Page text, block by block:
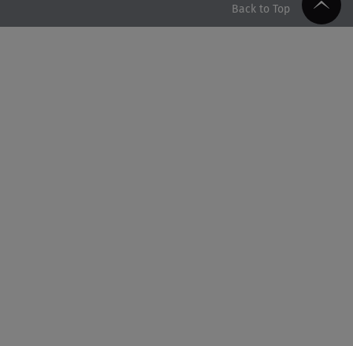
Back to Top